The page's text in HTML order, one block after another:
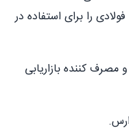
را برای استفاده در
کننده بازاریابی